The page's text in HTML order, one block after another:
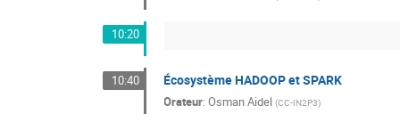
10:20
10:40 Écosystème HADOOP et SPARK
Orateur:Osman Aidel (CC-IN2P3)